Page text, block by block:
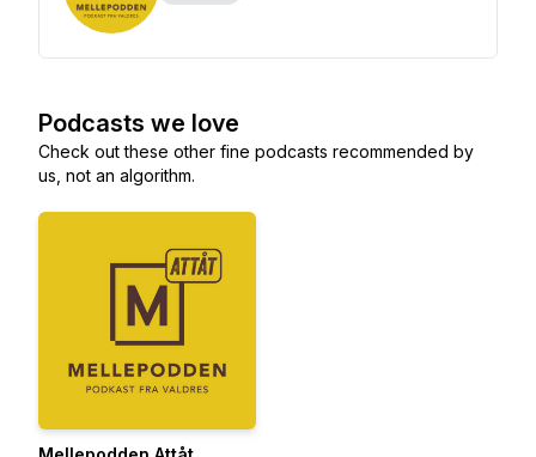
Podcasts we love
Check out these other fine podcasts recommended by
us, not an algorithm.